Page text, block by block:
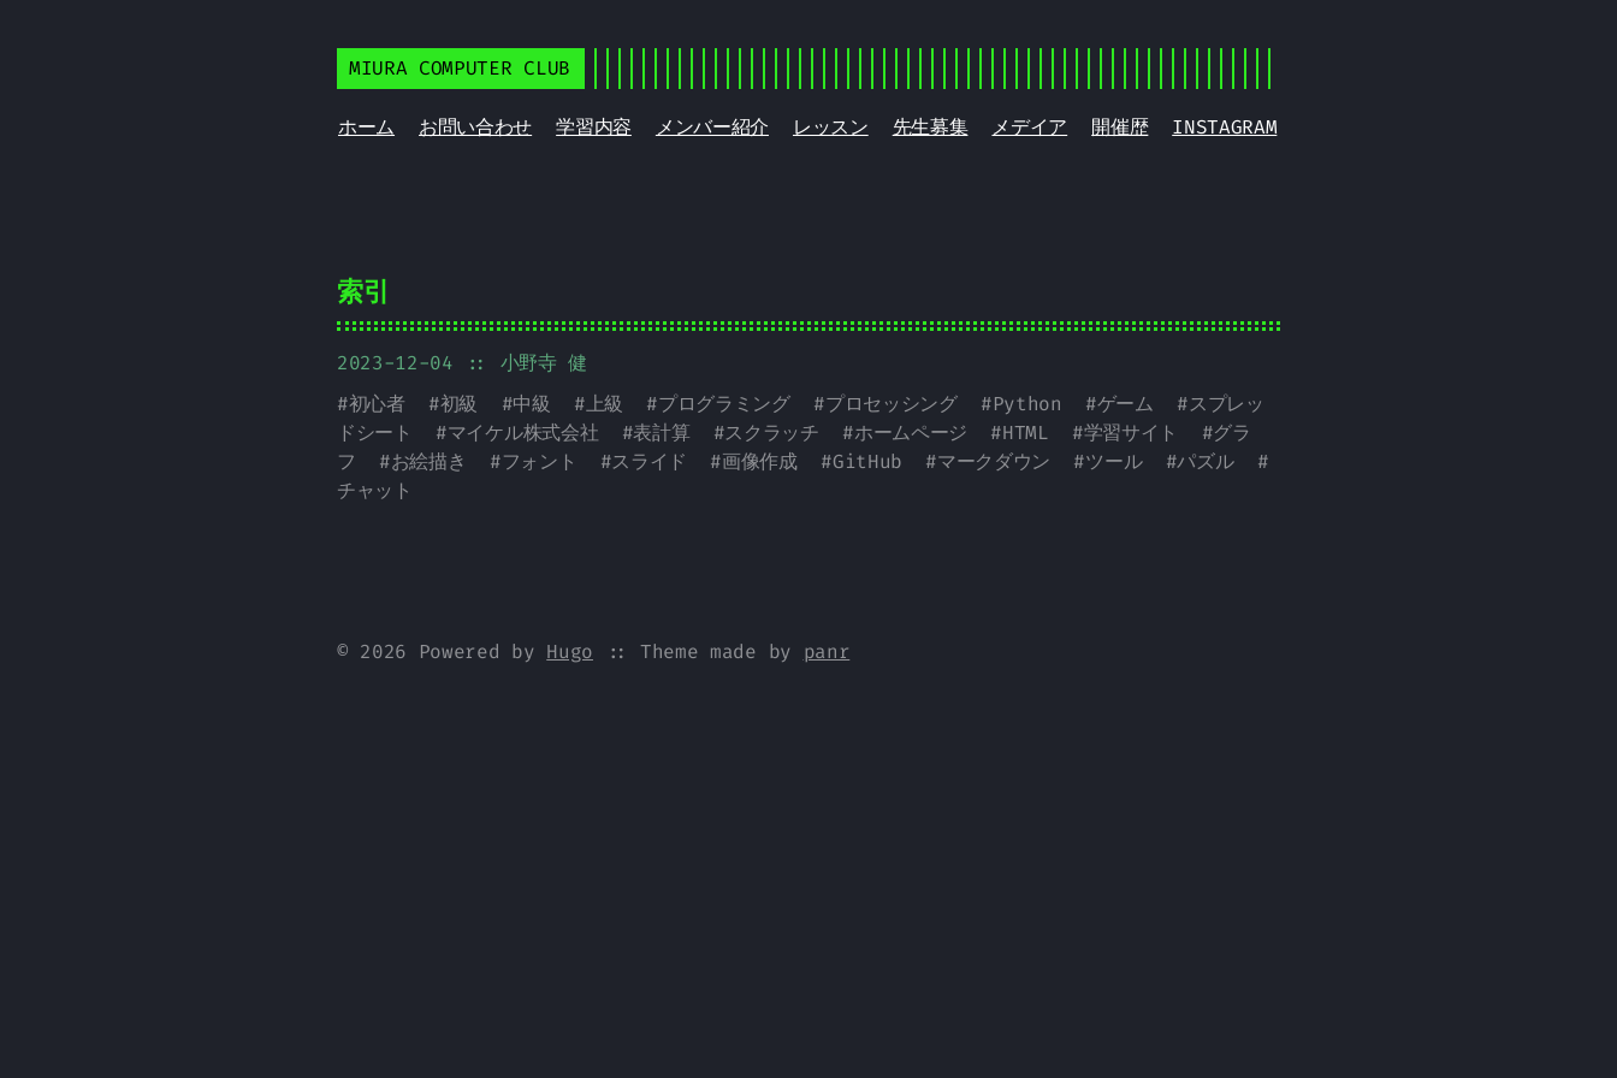
MIURA COMPUTER CLUB
ホーム お問い合わせ 学習内容 メンバー紹介 レッスン 先生募集 メデイア 開催歴 INSTAGRAM
索引
2023-12-04
:: 小野寺 健
#初心者#初級 #中級 #上級 #プログラミング#プロセッシング#Python #ゲーム #スプレッ
ドシート
#マイケル株式会社 #表計算#スクラッチ #ホームページ #HTML #学習サイト #グラ
フ #お絵描き #フォント #スライド #画像作成#GitHub #マークダウン #ツール#パズル#
チャット
© 2026 Powered by Hugo :: Theme made by panr